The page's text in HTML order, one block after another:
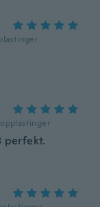
opplastinger
perfekt.